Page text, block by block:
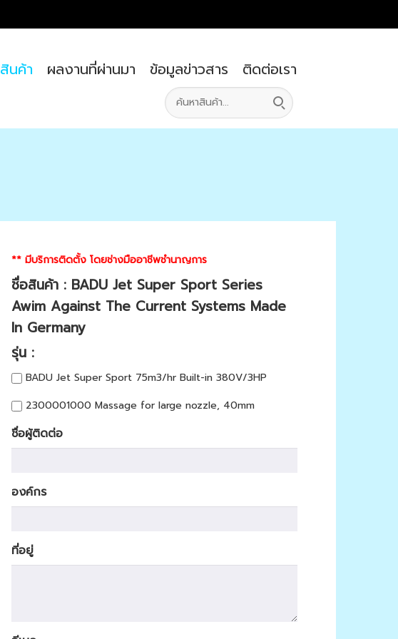
สินค้า ผลงานที่ผ่านมา ข้อมูลข่าวสาร ติดต่อเรา
** มีบริการติดตั้ง โดยช่างมืออาชีพชำนาญการ
ชื่อสินค้า : BADU Jet Super Sport Series
Awim Against The Current Systems Made
In Germany
รุ่น :
BADU Jet Super Sport 75m3/hr Built-in 380V/3HP
2300001000 Massage for large nozzle, 40mm
ชื่อผู้ติดต่อ
องค์กร
ที่อยู่